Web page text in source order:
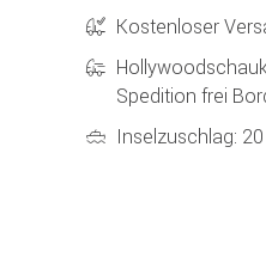
Kostenloser
Spedition frei
Inselzuschlag: